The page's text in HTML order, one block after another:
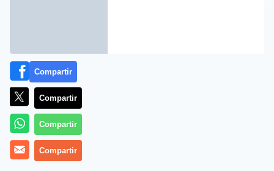
Los venezolanos no terminan de despertar de la
Compartir
Compartir
Compartir
Compartir